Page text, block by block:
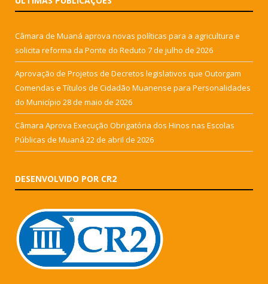
Câmara de Muaná aprova novas políticas para a agricultura e
solicita reforma da Ponte do Reduto 7 de julho de 2026
Aprovação de Projetos de Decretos legislativos que Outorgam
Comendas e Títulos de Cidadão Muanense para Personalidades
do Município 28 de maio de 2026
Câmara Aprova Execução Obrigatória dos Hinos nas Escolas
Públicas de Muaná 22 de abril de 2026
DESENVOLVIDO POR CR2